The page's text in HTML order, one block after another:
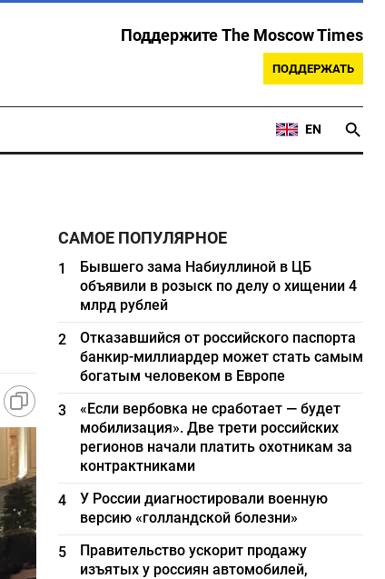
Поддержите The Moscow Times
ПОДДЕРЖАТЬ
EN
САМОЕ ПОПУЛЯРНОЕ
1
Бывшего зама Набиуллиной в ЦБ
объявили в розыск по делу о хищении 4
млрд рублей
2
Отказавшийся от российского паспорта
банкир-миллиардер может стать самым
богатым человеком в Европе
3
«Если вербовка не сработает — будет
мобилизация». Две трети российских
регионов начали платить охотникам за
контрактниками
4
У России диагностировали военную
версию «голландской болезни»
5
Правительство ускорит продажу
изъятых у россиян автомобилей,